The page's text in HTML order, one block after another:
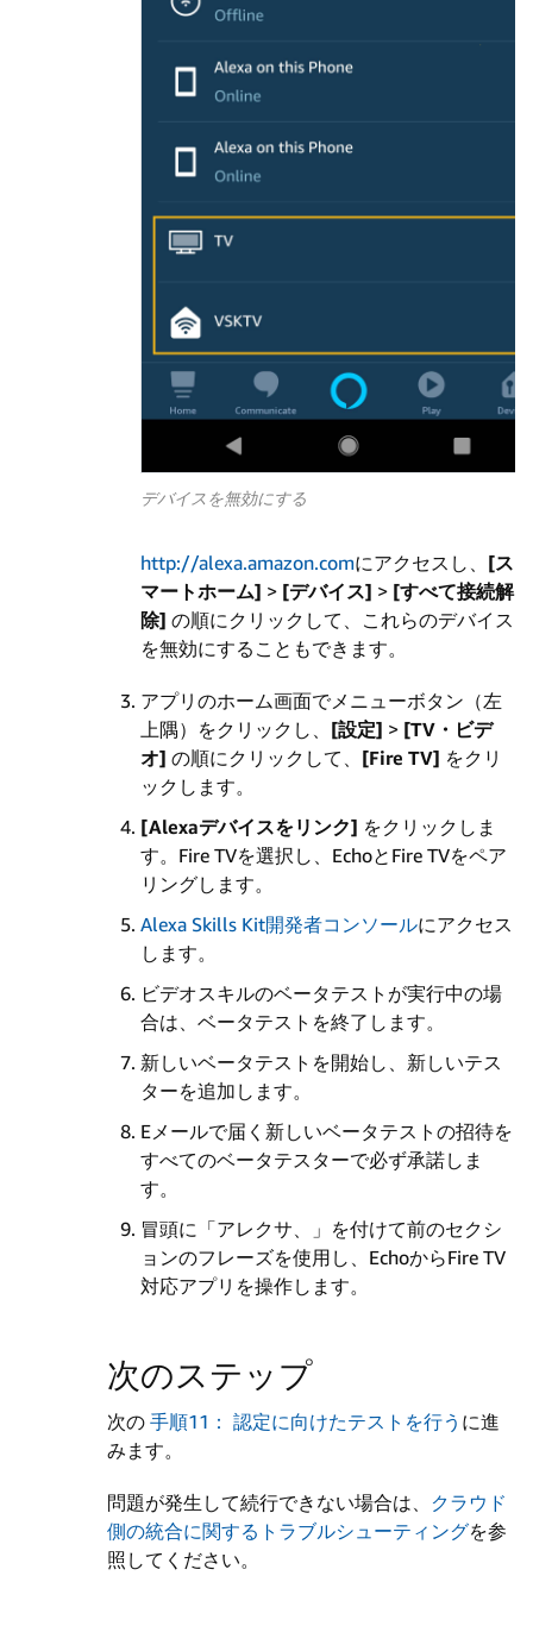
デバイスを無効にする
http://alexa.amazon.comにアクセスし、 [ス
マートホーム] > [デバイス] > [すべて接続解
除] の順にクリックして、これらのデバイス
を無効にすることもできます。
アプリのホーム画面でメニューボタン（左
上隅）をクリックし、 [設定] > [TV・ビデ
オ] の順にクリックして、 [Fire TV] をクリ
ックします。
[Alexaデバイスをリンク] をクリックしま
す。Fire TVを選択し、EchoとFire TVをペア
リングします。
Alexa Skills Kit開発者コンソールにアクセス
します。
ビデオスキルのベータテストが実行中の場
合は、ベータテストを終了します。
新しいベータテストを開始し、新しいテス
ターを追加します。
Eメールで届く新しいベータテストの招待を
すべてのベータテスターで必ず承諾しま
す。
冒頭に「アレクサ、」を付けて前のセクシ
ョンのフレーズを使用し、EchoからFire TV
対応アプリを操作します。
次のステップ
次の 手順11： 認定に向けたテストを行う に進
みます。
問題が発生して続行できない場合は、 クラウド
側の統合に関するトラブルシューティングを参
照してください。